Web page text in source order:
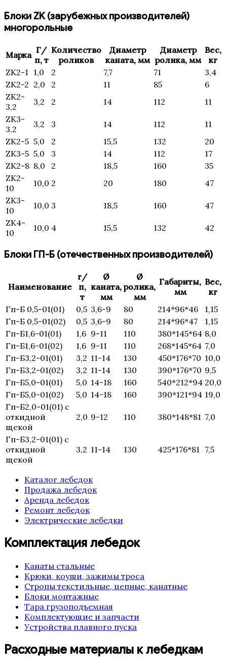
Блоки ZK (зарубежных производителей)
многорольные
Марка Г/
п, т
Количество
роликов
Диаметр
каната, мм
Диаметр
ролика, мм
Вес,
кг
ZK2-1
1,0 2 7,7 71
3,4
ZK2-2 2,0 2 11 85
6
ZK2-
3,2
3,2 2 14 112
11
ZK3-
3,2
3,2 3 14 112
11
ZK2-5 5,0 2 15,5 132
20
ZK3-5 5,0 3 14 112
17
ZK2-8 8,0 2 18,5 160
35
ZK2-
10
10,0 2 20 180
47
ZK3-
10
10,0 3 18,5 160
47
ZK4-
10
10,0 4 15,5 132 42
Блоки ГП-Б (отечественных производителей)
Наименование
г/
п,
т
Ø
каната,
мм
Ø
ролика,
мм
Габариты,
мм
Вес,
кг
Гп-Б 0,5-01(01)
0,5 3,6-9 80 214*96*46
1,15
Гп-Б 0,5-01(02)
0,5 3,6-9 80 214*96*47
1,15
Гп-Б1,6-01(01)
1,6 9-11 110 380*145*64 8,0
Гп-Б1,6-01(02)
1,6 9-11 110 268*145*64 7,0
Гп-Б3,2-01(01)
3,2 11-14 130 450*176*70 10,0
Гп-Б3,2-01(02)
3,2 11-14 130 390*176*70 9,5
Гп-Б5,0-01(01)
5,0 14-18 160 540*212*94 20,0
Гп-Б5,0-01(02)
5,0 14-18 160 390*121*94 19,0
Гп-Б2,0-01(01) с
откидной
щекой
2,0 9-12 110 380*148*81 7,0
Гп-Б3,2-01(01) с
откидной
щекой
3,2 11-14 130 425*176*81 7,5
Каталог лебедок
Продажа лебедок
Аренда лебедок
Ремонт лебедок
Электрические лебедки
Комплектация лебедок
Канаты стальные
Крюки, коуши, зажимы троса
Стропы текстильные, цепные, канатные
Блоки монтажные
Тара грузоподъемная
Комплектующие и запчасти
Устройства плавного пуска
Расходные материалы к лебедкам